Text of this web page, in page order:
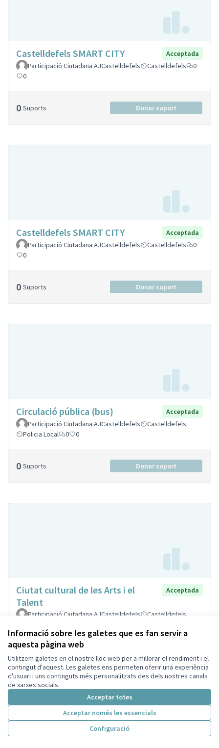
Informació sobre les galetes que es fan servir a
aquesta pàgina web
Utilitzem galetes en el nostre lloc web per a millorar el rendiment i el
contingut d'aquest. Les galetes ens permeten oferir una experiència
d'usuari i uns continguts més personalitzats des dels nostres canals
de xarxes socials.
Acceptar totes
Acceptar només les essencials
Configuració
Castelldefels SMART CITY
Acceptada
Participació Ciutadana AJCastelldefels
Castelldefels
0
0
0 Suports Donar suport
Castelldefels SMART CITY
Acceptada
Participació Ciutadana AJCastelldefels
Castelldefels
0
0
0 Suports Donar suport
Circulació pública (bus)
Acceptada
Participació Ciutadana AJCastelldefels
Castelldefels
Policia Local
0 0
0 Suports Donar suport
Ciutat cultural de les Arts i el
Talent
Acceptada
Participació Ciutadana AJCastelldefels
Castelldefels
0 Suports Donar suport